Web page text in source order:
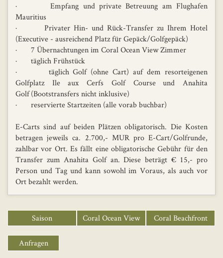
· Empfang und private Betreuung am Flughafen
Mauritius
· Privater Hin- und Rück-Transfer zu Ihrem Hotel
(Executive - ausreichend Platz für Gepäck/Golfgepäck)
· 7 Übernachtungen im Coral Ocean View Zimmer
· täglich Frühstück
· täglich Golf (ohne Cart) auf dem resorteigenen
Golfplatz Ile aux Cerfs Golf Course und Anahita
Golf (Bootstransfers nicht inklusive)
· reservierte Startzeiten (alle vorab buchbar)
E-Carts sind auf beiden Plätzen obligatorisch. Die Kosten
betragen jeweils ca. 2.700,- MUR pro E-Cart/Golfrunde,
zahlbar vor Ort. Es fällt eine obligatorische Gebühr für den
Transfer zum Anahita Golf an. Diese beträgt € 15,- pro
Person und Tag und kann sowohl im Voraus, als auch vor
Ort bezahlt werden.
Saison Coral Ocean View Coral Beachfront
Anfragen